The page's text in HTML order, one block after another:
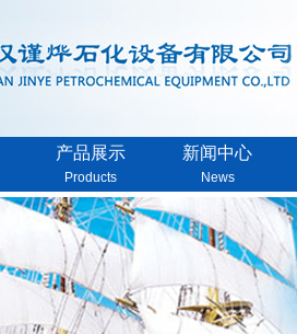
产品展示
Products
新闻中心
News